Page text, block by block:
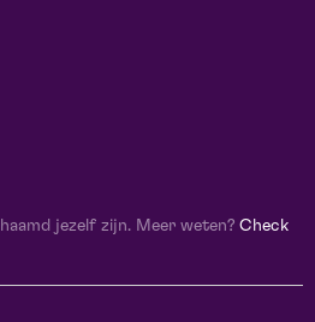
jezelf zijn. Meer weten? Check